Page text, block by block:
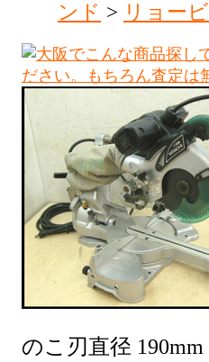
ンド > リョービ
のこ刃直径 190mm